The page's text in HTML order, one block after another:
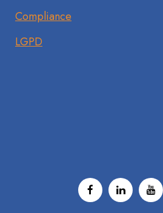
Compliance
LGPD